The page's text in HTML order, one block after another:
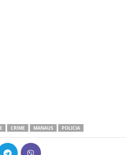
CRIME MANAUS POLICIA